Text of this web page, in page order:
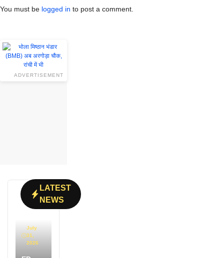
You must be logged in to post a comment.
ADVERTISEMENT
LATEST
NEWS
July
31,
2026